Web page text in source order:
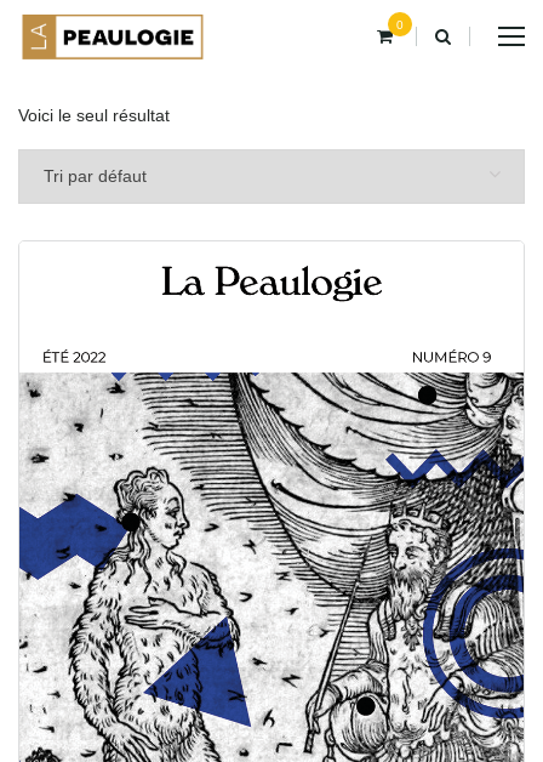
0
Voici le seul résultat